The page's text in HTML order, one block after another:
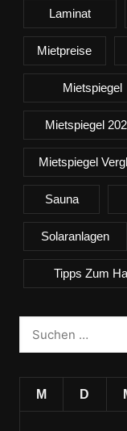
Laminat
Mietpreise
Mietspiegel
Mietspiegel
Mietspiegel
Sauna
Solaranlagen
Tipps Zum
M D